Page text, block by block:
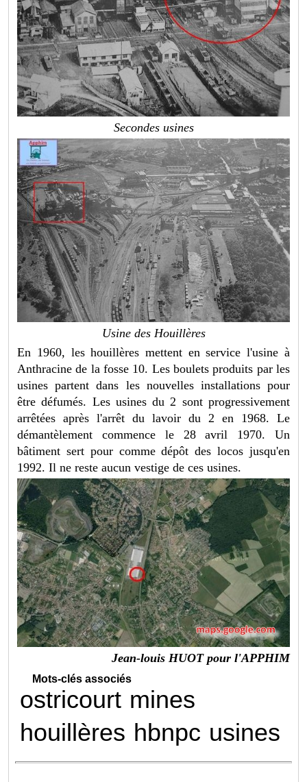
Secondes usines
Usine des Houillères
En 1960, les houillères mettent en service l'usine à
Anthracine de la fosse 10. Les boulets produits par les
usines partent dans les nouvelles installations pour
être défumés. Les usines du 2 sont progressivement
arrêtées après l'arrêt du lavoir du 2 en 1968. Le
démantèlement commence le 28 avril 1970. Un
bâtiment sert pour comme dépôt des locos jusqu'en
1992. Il ne reste aucun vestige de ces usines.
Jean-louis HUOT pour l'APPHIM
Mots-clés associés
ostricourt mines
houillères hbnpc usines